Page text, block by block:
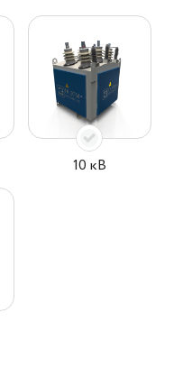
10 кВ